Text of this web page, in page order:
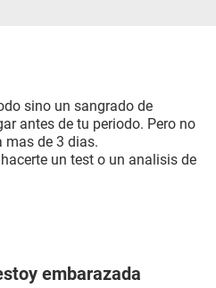
sino un sangrado de
antes de tu periodo. Pero no
mas de 3 dias.
un test o un analisis de
embarazada